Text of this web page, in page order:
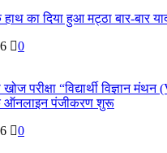
का दिया हुआ मट्ठा बार-बार
0
खोज परीक्षा “विद्यार्थी विज्ञान
ऑनलाइन पंजीकरण शुरू
0